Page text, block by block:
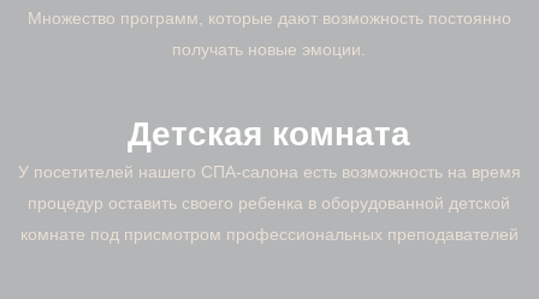
Множество программ, которые дают возможность постоянно
получать новые эмоции.
Детская комната
У посетителей нашего СПА-салона есть возможность на время
процедур оставить своего ребенка в оборудованной детской
комнате под присмотром профессиональных преподавателей